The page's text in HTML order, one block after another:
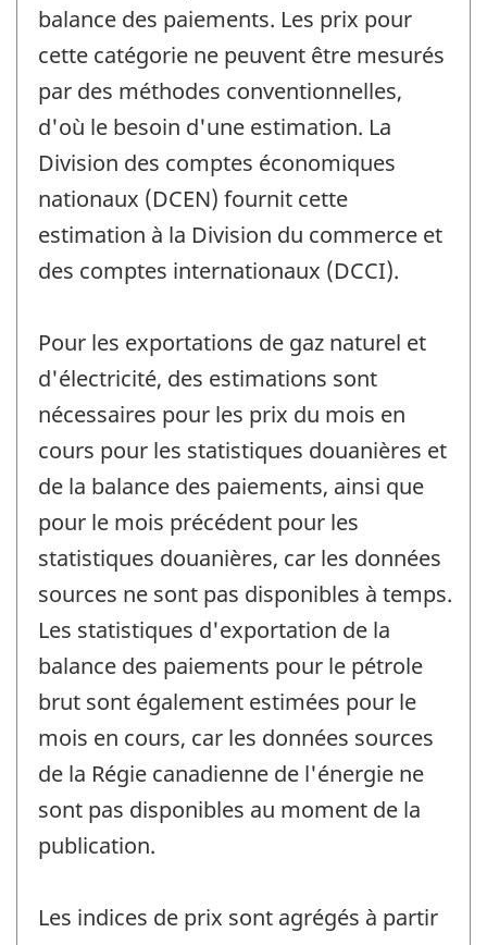
balance des paiements. Les prix pour
cette catégorie ne peuvent être mesurés
par des méthodes conventionnelles,
d'où le besoin d'une estimation. La
Division des comptes économiques
nationaux (DCEN) fournit cette
estimation à la Division du commerce et
des comptes internationaux (DCCI).
Pour les exportations de gaz naturel et
d'électricité, des estimations sont
nécessaires pour les prix du mois en
cours pour les statistiques douanières et
de la balance des paiements, ainsi que
pour le mois précédent pour les
statistiques douanières, car les données
sources ne sont pas disponibles à temps.
Les statistiques d'exportation de la
balance des paiements pour le pétrole
brut sont également estimées pour le
mois en cours, car les données sources
de la Régie canadienne de l'énergie ne
sont pas disponibles au moment de la
publication.
Les indices de prix sont agrégés à partir